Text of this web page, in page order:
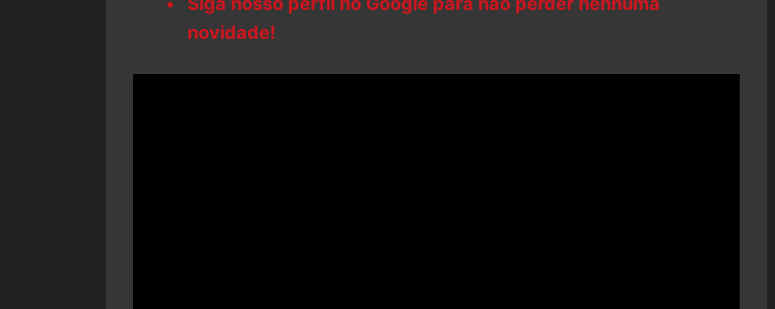
novidade!